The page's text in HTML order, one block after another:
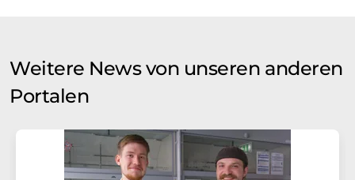
Weitere News von unseren anderen
Portalen